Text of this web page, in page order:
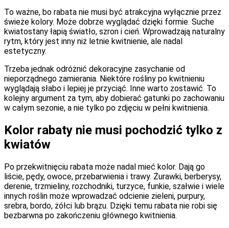
To ważne, bo rabata nie musi być atrakcyjna wyłącznie przez
świeże kolory. Może dobrze wyglądać dzięki formie. Suche
kwiatostany łapią światło, szron i cień. Wprowadzają naturalny
rytm, który jest inny niż letnie kwitnienie, ale nadal
estetyczny.
Trzeba jednak odróżnić dekoracyjne zasychanie od
nieporządnego zamierania. Niektóre rośliny po kwitnieniu
wyglądają słabo i lepiej je przyciąć. Inne warto zostawić. To
kolejny argument za tym, aby dobierać gatunki po zachowaniu
w całym sezonie, a nie tylko po zdjęciu w pełni kwitnienia.
Kolor rabaty nie musi pochodzić tylko z
kwiatów
Po przekwitnięciu rabata może nadal mieć kolor. Dają go
liście, pędy, owoce, przebarwienia i trawy. Żurawki, berberysy,
derenie, trzmieliny, rozchodniki, turzyce, funkie, szałwie i wiele
innych roślin może wprowadzać odcienie zieleni, purpury,
srebra, bordo, żółci lub brązu. Dzięki temu rabata nie robi się
bezbarwna po zakończeniu głównego kwitnienia.